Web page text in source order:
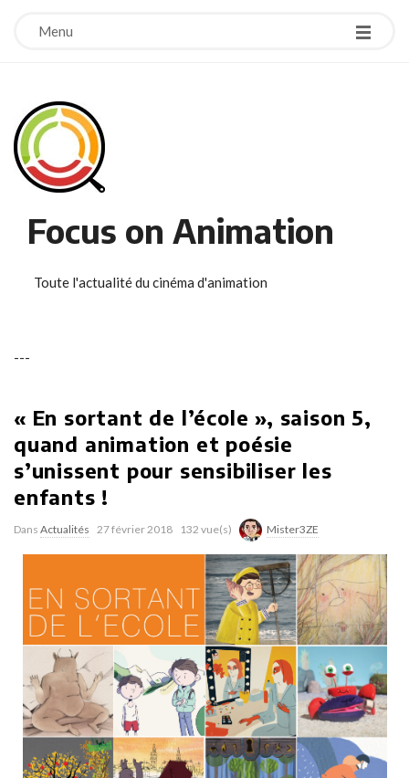
Menu
Focus on Animation
Toute l'actualité du cinéma d'animation
---
« En sortant de l’école », saison 5,
quand animation et poésie
s’unissent pour sensibiliser les
enfants !
Dans Actualités 27 février 2018 132 vue(s) Mister3ZE